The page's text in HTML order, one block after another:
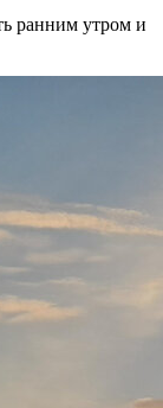
ранним утром и